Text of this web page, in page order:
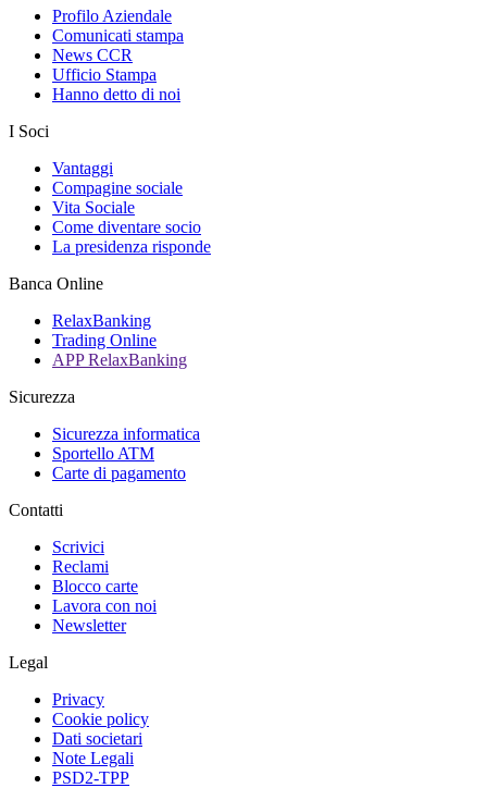
Profilo Aziendale
Comunicati stampa
News CCR
Ufficio Stampa
Hanno detto di noi
I Soci
Vantaggi
Compagine sociale
Vita Sociale
Come diventare socio
La presidenza risponde
Banca Online
RelaxBanking
Trading Online
APP RelaxBanking
Sicurezza
Sicurezza informatica
Sportello ATM
Carte di pagamento
Contatti
Scrivici
Reclami
Blocco carte
Lavora con noi
Newsletter
Legal
Privacy
Cookie policy
Dati societari
Note Legali
PSD2-TPP